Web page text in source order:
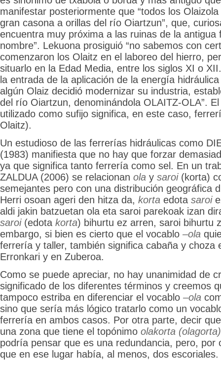
manifestar posteriormente que “todos los
gran casona a orillas del río Oiartzun”, que,
encuentra muy próxima a las ruinas de la antigua
nombre”. Lekuona prosiguió “no sabemos con
comenzaron los Olaitz en el laboreo del hierro,
situarlo en la Edad Media, entre los siglos XI o
la entrada de la aplicación de la energía
algún Olaiz decidió modernizar su industria,
del río Oiartzun, denominándola OLAITZ-OLA”. El
utilizado como sufijo significa, en este caso,
Olaitz).
Un estudioso de las ferrerías hidráulicas como
(1983) manifiesta que no hay que forzar
ya que significa tanto ferrería como sel. En un
ZALDUA (2006) se relacionan ola y saroi(korta)
semejantes pero con una distribución geográfica
Herri osoan ageri den hitza da, korta edota saroi
aldi jakin batzuetan ola eta saroi parekoak izan
saroi(edota korta) bihurtu ez arren, saroi bihurtu
embargo, si bien es cierto que el vocablo –ola
ferrería y taller, también significa cabaña y choza
Erronkari y en Zuberoa.
Como se puede apreciar, no hay unanimidad de
significado de los diferentes términos y creemos
tampoco estriba en diferenciar el vocablo –ola
sino que sería más lógico tratarlo como un
ferrería en ambos casos. Por otra parte, decir
una zona que tiene el topónimo olakorta (olagorta)
podría pensar que es una redundancia, pero, por
que en ese lugar había, al menos, dos escoriales.